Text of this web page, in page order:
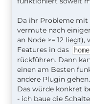
Da ihr Probleme
vermute nach
an Node >= 12
Features in das
rückführen. Dann
einen am Besten
andere Plugin gehen.
Das würde konkret
- ich baue die